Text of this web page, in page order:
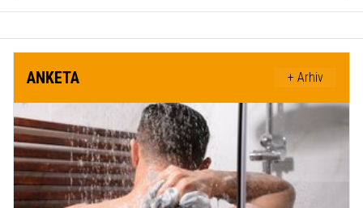
ANKETA + Arhiv